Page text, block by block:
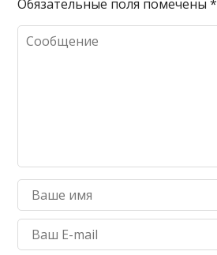
Обязательные поля помечены*